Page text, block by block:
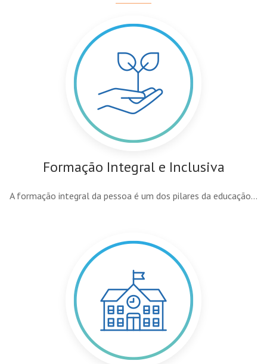
Formação Integral e Inclusiva
A formação integral da pessoa é um dos pilares da educação...